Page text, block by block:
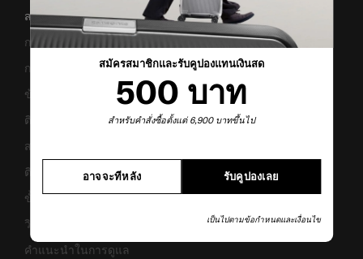
สมัครสมาชิกและรับคูปองแทนเงินสด
500 บาท
สำหรับคำสั่งซื้อตั้งแต่ 6,900 บาทขึ้นไป
รับคูปองเลย
อาจจะทีหลัง
เป็นไปตามข้อกำหนดและเงื่อนไข
สนับสนุน/คำถามที่พบบ่อย
การขนส่งและการจัดส่ง
การคืนสินค้าและการคืนเงิน
ข้อกำหนดและเงื่อนไขการรับประกัน
ติดต่อเรา
สอบถามข้อมูลทางธุรกิจ
ติดตามสถานะสินค้า
ขั้นตอนการผ่อนชำระ
วิธีเซ็ตรหัสล็อค
คำแนะนำในการดูแล